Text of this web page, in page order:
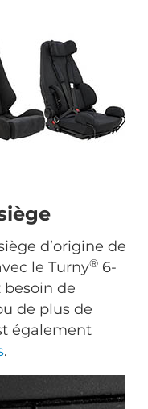
d’origine de
le Turny® 6-
besoin de
de plus de
également
.